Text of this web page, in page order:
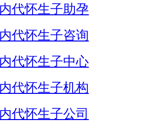
代怀生子助孕
代怀生子咨询
代怀生子中心
代怀生子机构
代怀生子公司